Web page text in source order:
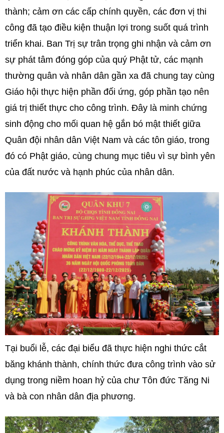
thành; cảm ơn các cấp chính quyền, các đơn vị thi
công đã tạo điều kiện thuận lợi trong suốt quá trình
triển khai. Ban Trị sự trân trọng ghi nhận và cảm ơn
sự phát tâm đóng góp của quý Phật tử, các mạnh
thường quân và nhân dân gần xa đã chung tay cùng
Giáo hội thực hiện phần đối ứng, góp phần tạo nên
giá trị thiết thực cho công trình. Đây là minh chứng
sinh động cho mối quan hệ gắn bó mật thiết giữa
Quân đội nhân dân Việt Nam và các tôn giáo, trong
đó có Phật giáo, cùng chung mục tiêu vì sự bình yên
của đất nước và hạnh phúc của nhân dân.
Tại buổi lễ, các đại biểu đã thực hiện nghi thức cắt
băng khánh thành, chính thức đưa công trình vào sử
dụng trong niềm hoan hỷ của chư Tôn đức Tăng Ni
và bà con nhân dân địa phương.